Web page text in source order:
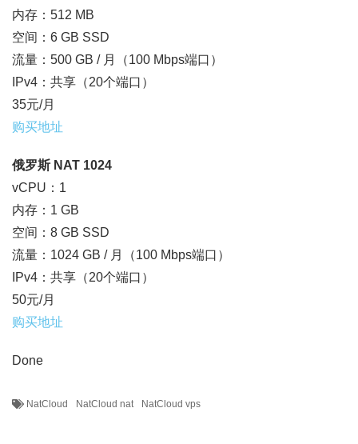
内存：512 MB
空间：6 GB SSD
流量：500 GB / 月（100 Mbps端口）
IPv4：共享（20个端口）
35元/月
购买地址
俄罗斯 NAT 1024
vCPU：1
内存：1 GB
空间：8 GB SSD
流量：1024 GB / 月（100 Mbps端口）
IPv4：共享（20个端口）
50元/月
购买地址
Done
NatCloud NatCloud nat NatCloud vps